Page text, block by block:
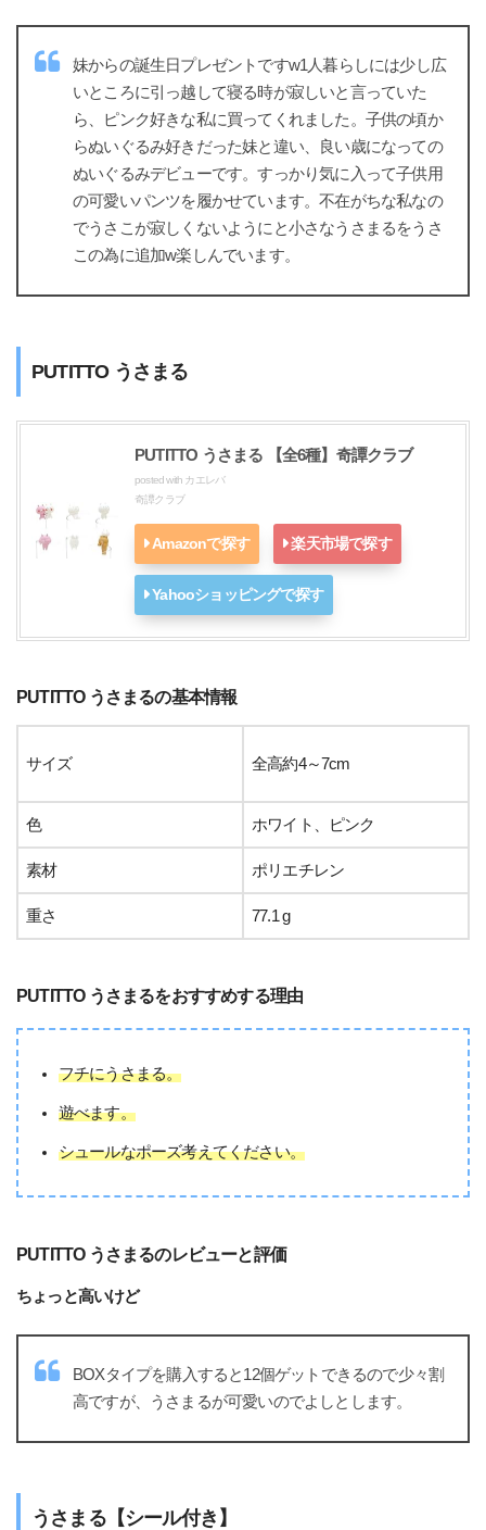
妹からの誕生日プレゼントですw1人暮らしには少し広
いところに引っ越して寝る時が寂しいと言っていた
ら、ピンク好きな私に買ってくれました。子供の頃か
らぬいぐるみ好きだった妹と違い、良い歳になっての
ぬいぐるみデビューです。すっかり気に入って子供用
の可愛いパンツを履かせています。不在がちな私なの
でうさこが寂しくないようにと小さなうさまるをうさ
この為に追加w楽しんでいます。
PUTITTO うさまる
PUTITTO うさまる 【全6種】奇譚クラブ
posted with カエレバ
奇譚クラブ
Amazonで探す 楽天市場で探す
Yahooショッピングで探す
PUTITTO うさまるの基本情報
サイズ 全高約4～7cm
色 ホワイト、ピンク
素材 ポリエチレン
重さ 77.1 g
PUTITTO うさまるをおすすめする理由
フチにうさまる。
遊べます。
シュールなポーズ考えてください。
PUTITTO うさまるのレビューと評価
ちょっと高いけど
BOXタイプを購入すると12個ゲットできるので少々割
高ですが、うさまるが可愛いのでよしとします。
うさまる【シール付き】